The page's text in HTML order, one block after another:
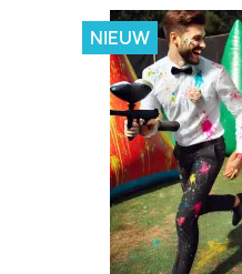
NIEUW